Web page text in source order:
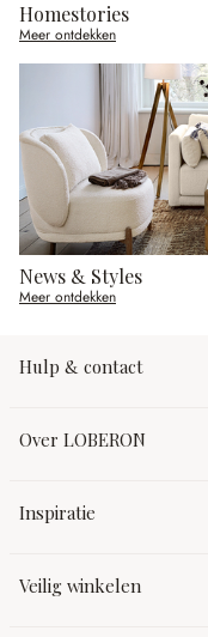
Homestories
Meer ontdekken
News & Styles
Meer ontdekken
Hulp & contact
Over LOBERON
Inspiratie
Veilig winkelen